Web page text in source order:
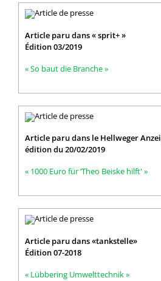
Article paru dans « sprit+ »
Édition 03/2019
« So baut die Branche »
Article paru dans le Hellweger
édition du 20/02/2019
« 1000 Euro für ‘Theo Beiske hilft' »
Article paru dans «tankstelle»
Édition 07-2018
« Lübbering Umwelttechnik »